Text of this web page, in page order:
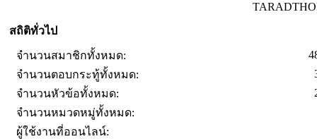
สถิติทั่วไป
จำนวนสมาชิกทั้งหมด:
จำนวนตอบกระทู้ทั้งหมด:
จำนวนหัวข้อทั้งหมด:
จำนวนหมวดหมู่ทั้งหมด:
ผู้ใช้งานที่ออนไลน์: